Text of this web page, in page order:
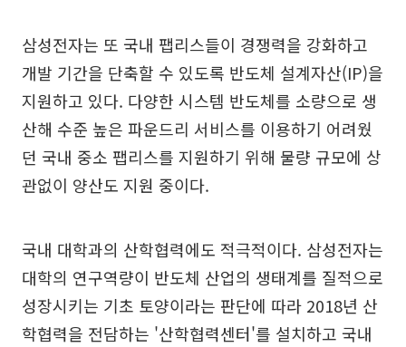
삼성전자는 또 국내 팹리스들이 경쟁력을 강화하고
개발 기간을 단축할 수 있도록 반도체 설계자산(IP)을
지원하고 있다. 다양한 시스템 반도체를 소량으로 생
산해 수준 높은 파운드리 서비스를 이용하기 어려웠
던 국내 중소 팹리스를 지원하기 위해 물량 규모에 상
관없이 양산도 지원 중이다.
국내 대학과의 산학협력에도 적극적이다. 삼성전자는
대학의 연구역량이 반도체 산업의 생태계를 질적으로
성장시키는 기초 토양이라는 판단에 따라 2018년 산
학협력을 전담하는 '산학협력센터'를 설치하고 국내